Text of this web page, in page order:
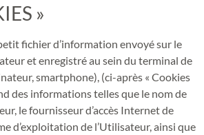
»
fichier d’information envoyé sur le
et enregistré au sein du terminal de
smartphone), (ci-après « Cookies
des informations telles que le nom de
le fournisseur d’accès Internet de
d’exploitation de l’Utilisateur, ainsi que